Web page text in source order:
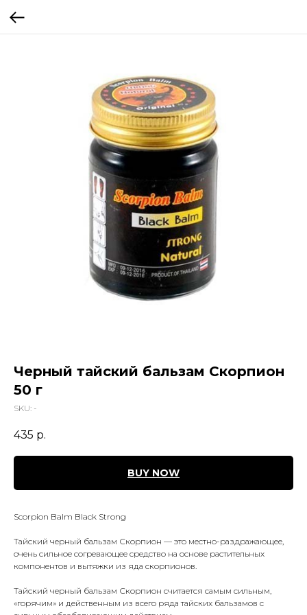
Черный тайский бальзам Скорпион
50 г
SKU: -
435 р.
BUY NOW
Scorpion Balm Black Strong
Тайский черный бальзам Скорпион — это местно-раздражающее,
очень сильное согревающее средство на основе растительных
компонентов и вытяжки из яда скорпионов.
Тайский черный бальзам Скорпион считается самым сильным,
«горячим» и действенным из всего ряда тайских бальзамов с